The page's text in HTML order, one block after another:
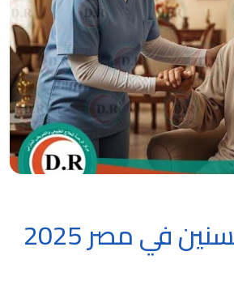
افضل دار مسنين في مصر 2025